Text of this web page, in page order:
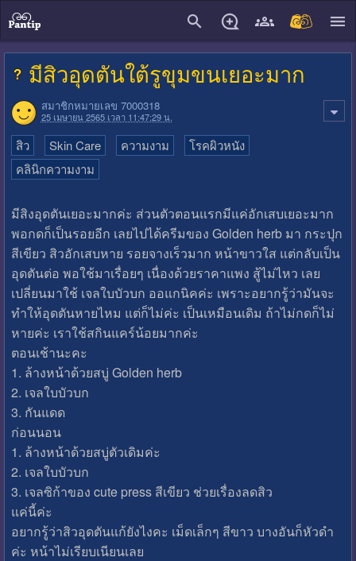
มีสิวอุดตันใต้รูขุมขนเยอะมาก
สมาชิกหมายเลข 7000318
25 เมษายน 2565 เวลา 11:47:29 น.
สิว Skin Care ความงาม
โรคผิวหนัง
คลินิกความงาม
มีสิงอุดตันเยอะมากค่ะ ส่วนตัวตอนแรกมีแค่อักเสบเยอะมาก
พอกดก็เป็นรอยอีก เลยไปได้ครีมของ Golden herb มา กระปุก
สีเขียว สิวอักเสบหาย รอยจางเร็วมาก หน้าขาวใส แต่กลับเป็น
อุดตันต่อ พอใช้มาเรื่อยๆ เนื่องด้วยราคาแพง สู้ไม่ไหว เลย
เปลี่ยนมาใช้ เจลใบบัวบก ออแกนิคค่ะ เพราะอยากรู้ว่ามันจะ
ทำให้อุดตันหายไหม แต่ก็ไม่ค่ะ เป็นเหมือนเดิม ถ้าไม่กดก็ไม่
หายค่ะ เราใช้สกินแคร์น้อยมากค่ะ
ตอนเช้านะคะ
1. ล้างหน้าด้วยสบู่ Golden herb
2. เจลใบบัวบก
3. กันแดด
ก่อนนอน
1. ล้างหน้าด้วยสบู่ตัวเดิมค่ะ
2. เจลใบบัวบก
3. เจลซิก้าของ cute press สีเขียว ช่วยเรื่องลดสิว
แค่นี้ค่ะ
อยากรู้ว่าสิวอุดตันแก้ยังไงคะ เม็ดเล็กๆ สีขาว บางอันก็หัวดำ
ค่ะ หน้าไม่เรียบเนียนเลย
close